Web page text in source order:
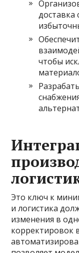
доставка
чтобы
Это ключ к
и логистика
изменения в
корректировок